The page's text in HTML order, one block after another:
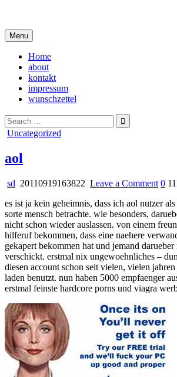
content
Menu
Home
about
kontakt
impressum
wunschzettel
Search
for:
Posted
Uncategorized
aol
sd 20110919163822 Leave a Commenton
0
es ist ja kein geheimnis, dass ich aol nutzer
sorte mensch betrachte. wie besonders,
nicht schon wieder auslassen. von einem
hilferuf bekommen, dass eine naehere
gekapert bekommen hat und jemand darueber
verschickt. erstmal nix ungewoehnliches –
diesen account schon seit vielen, vielen
laden benutzt. nun haben 5000 empfaenger
erstmal feinste hardcore porns und viagra